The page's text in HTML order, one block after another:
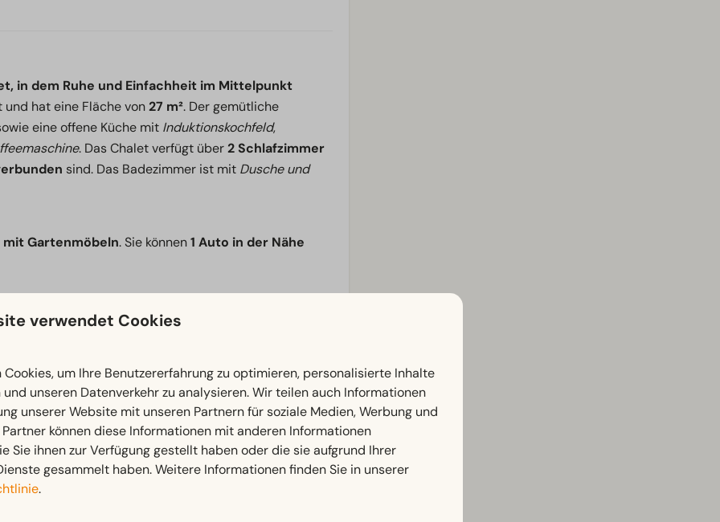
in dem Ruhe und Einfachheit im Mittelpunkt
und hat eine Fläche von27 m². Der gemütliche
eine offene Küche mit Induktionskochfeld,
. Das Chalet verfügt über2 Schlafzimmer
sind. Das Badezimmer ist mit Dusche und
Gartenmöbeln. Sie können1 Auto in der Nähe
Chalet aufzustellen.
einen einzigartigen Blick über die hügelige
in die Natur und entdecken die Region über
mit Orten wie Gulpen und Valkenburg
verwendet Cookies
um Ihre Benutzererfahrung zu optimieren, personalisierte Inhalte
unseren Datenverkehr zu analysieren. Wir teilen auch Informationen
unserer Website mit unseren Partnern für soziale Medien, Werbung und
können diese Informationen mit anderen Informationen
Sie ihnen zur Verfügung gestellt haben oder die sie aufgrund Ihrer
gesammelt haben. Weitere Informationen finden Sie in unserer
.